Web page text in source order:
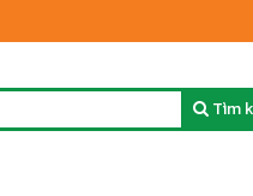
Tìm